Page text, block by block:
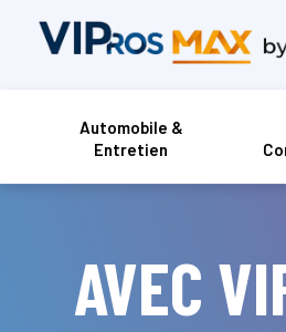
Automobile &
Entretien
AVEC